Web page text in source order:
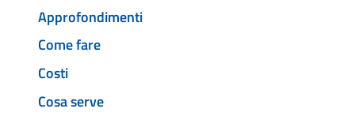
Approfondimenti
Come fare
Costi
Cosa serve